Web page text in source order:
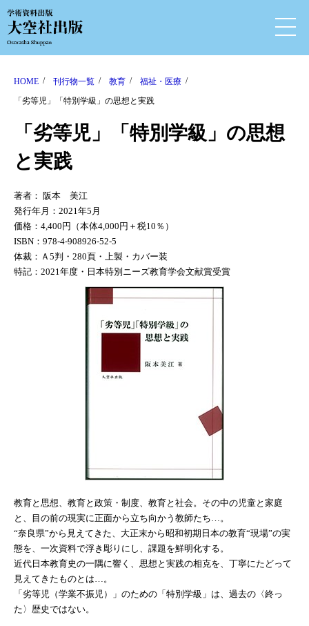
HOME 刊行物一覧 教育
福祉・医療
「劣等児」「特別学級」の思想と実践
「劣等児」「特別学級」の思想
と実践
著者： 阪本 美江
発行年月：2021年5月
価格：4,400円（本体4,000円＋税10％）
ISBN：978-4-908926-52-5
体裁：Ａ5判・280頁・上製・カバー装
特記：2021年度・日本特別ニーズ教育学会文献賞受賞
教育と思想、教育と政策・制度、教育と社会。その中の児童と家庭
と、目の前の現実に正面から立ち向かう教師たち…。
“奈良県”から見えてきた、大正末から昭和初期日本の教育“現場”の実
態を、一次資料で浮き彫りにし、課題を鮮明化する。
近代日本教育史の一隅に響く、思想と実践の相克を、丁寧にたどって
見えてきたものとは…。
「劣等児（学業不振児）」のための「特別学級」は、過去の〈終っ
た〉歴史ではない。